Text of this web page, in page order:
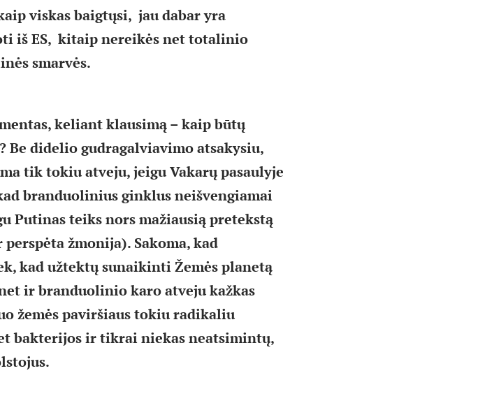
viskas baigtųsi, jau dabar yra
iš ES, kitaip nereikės net totalinio
smarvės.
keliant klausimą – kaip būtų
didelio gudragalviavimo atsakysiu,
tik tokiu atveju, jeigu Vakarų pasaulyje
branduolinius ginklus neišvengiamai
Putinas teiks nors mažiausią pretekstą
žmonija). Sakoma, kad
kad užtektų sunaikinti Žemės planetą
ir branduolinio karo atveju kažkas
žemės paviršiaus tokiu radikaliu
bakterijos ir tikrai niekas neatsimintų,